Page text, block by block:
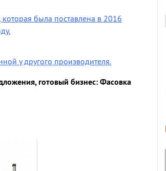
была поставлена в 2016
у другого производителя.
готовый бизнес: Фасовка